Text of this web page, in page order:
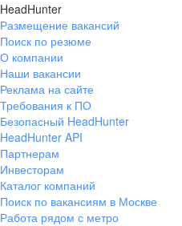
HeadHunter
Размещение вакансий
Поиск по резюме
О компании
Наши вакансии
Реклама на сайте
Требования к ПО
Безопасный HeadHunter
HeadHunter API
Партнерам
Инвесторам
Каталог компаний
Поиск по вакансиям в Москве
Работа рядом с метро